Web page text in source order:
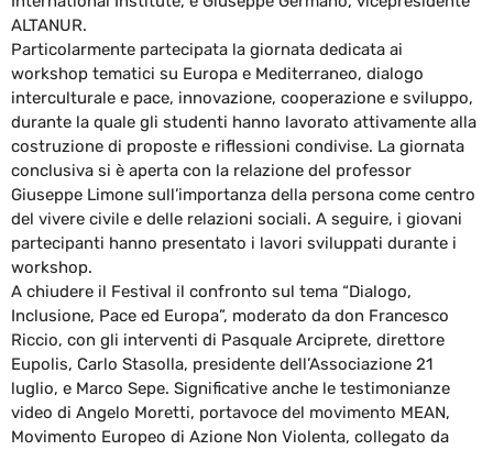
ALTANUR.
Particolarmente partecipata la giornata dedicata ai
workshop tematici su Europa e Mediterraneo, dialogo
interculturale e pace, innovazione, cooperazione e sviluppo,
durante la quale gli studenti hanno lavorato attivamente alla
costruzione di proposte e riflessioni condivise. La giornata
conclusiva si è aperta con la relazione del professor
Giuseppe Limone sull’importanza della persona come centro
del vivere civile e delle relazioni sociali. A seguire, i giovani
partecipanti hanno presentato i lavori sviluppati durante i
workshop.
A chiudere il Festival il confronto sul tema “Dialogo,
Inclusione, Pace ed Europa”, moderato da don Francesco
Riccio, con gli interventi di Pasquale Arciprete, direttore
Eupolis, Carlo Stasolla, presidente dell’Associazione 21
luglio, e Marco Sepe. Significative anche le testimonianze
video di Angelo Moretti, portavoce del movimento MEAN,
Movimento Europeo di Azione Non Violenta, collegato da